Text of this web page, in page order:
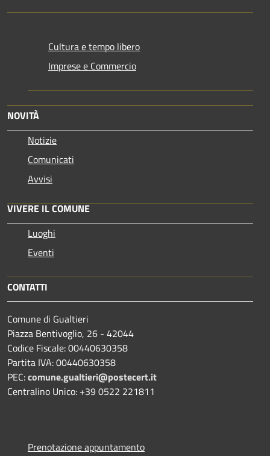
Cultura e tempo libero
Imprese e Commercio
NOVITÀ
Notizie
Comunicati
Avvisi
VIVERE IL COMUNE
Luoghi
Eventi
CONTATTI
Comune di Gualtieri
Piazza Bentivoglio, 26 - 42044
Codice Fiscale: 00440630358
Partita IVA: 00440630358
PEC:comune.gualtieri@postecert.it
Centralino Unico: +39 0522 221811
Prenotazione appuntamento